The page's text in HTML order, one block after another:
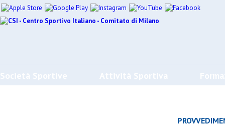
Società Sportive Attività Sportiva